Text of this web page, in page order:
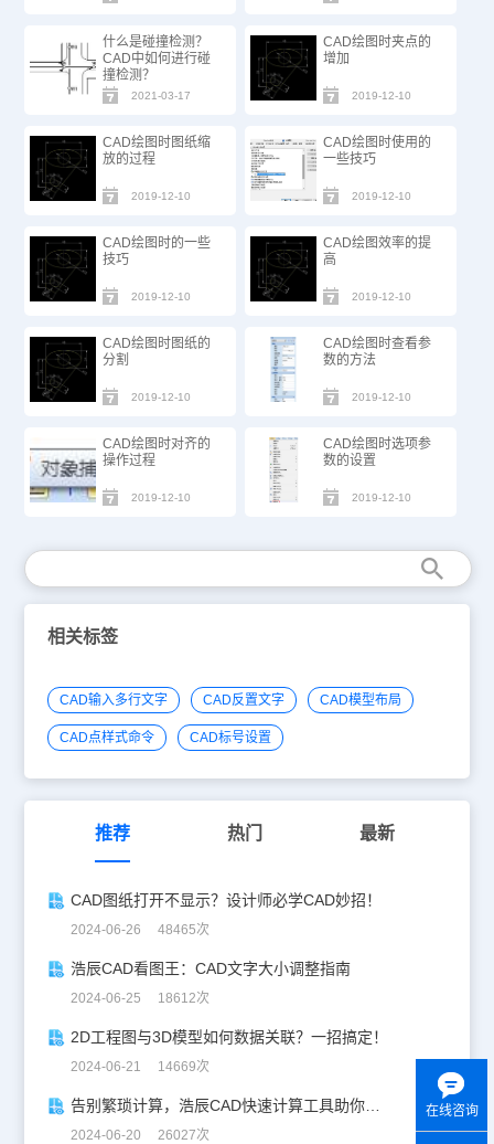
什么是碰撞检测？
CAD中如何进行碰
撞检测？
2021-03-17
CAD绘图时夹点的
增加
2019-12-10
CAD绘图时图纸缩
放的过程
2019-12-10
CAD绘图时使用的
一些技巧
2019-12-10
CAD绘图时的一些
技巧
2019-12-10
CAD绘图效率的提
高
2019-12-10
CAD绘图时图纸的
分割
2019-12-10
CAD绘图时查看参
数的方法
2019-12-10
CAD绘图时对齐的
操作过程
2019-12-10
CAD绘图时选项参
数的设置
2019-12-10
相关标签
CAD输入多行文字 CAD反置文字 CAD模型布局
CAD点样式命令 CAD标号设置
推荐 热门 最新
CAD图纸打开不显示？设计师必学CAD妙招！
2024-06-26 48465次
浩辰CAD看图王：CAD文字大小调整指南
2024-06-25 18612次
2D工程图与3D模型如何数据关联？一招搞定！
2024-06-21 14669次
告别繁琐计算，浩辰CAD快速计算工具助你一臂之力！
2024-06-20 26027次
在线咨询